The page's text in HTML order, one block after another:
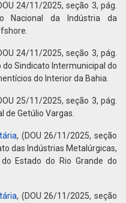
24/11/2025, seção 3, pág.
Nacional da Indústria da
24/11/2025, seção 3, pág.
Sindicato Intermunicipal do
do Interior da Bahia.
25/11/2025, seção 3, pág.
de Getúlio Vargas.
, (DOU 26/11/2025, seção
das Indústrias Metalúrgicas,
Estado do Rio Grande do
, (DOU 26/11/2025, seção